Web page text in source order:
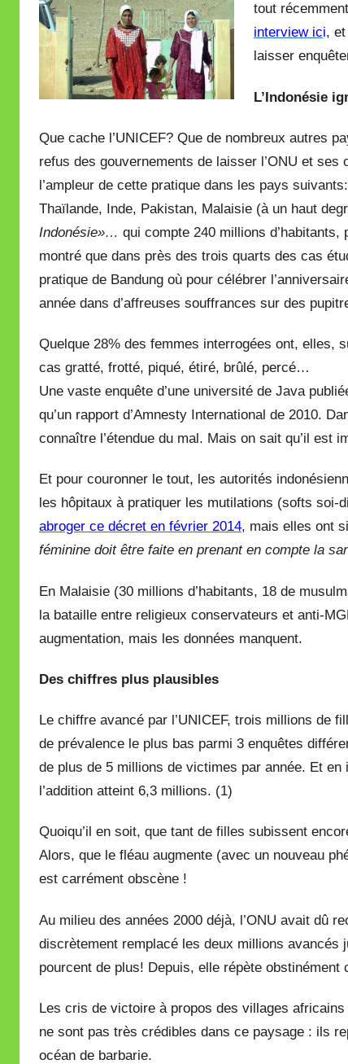
tout
interviewici,
laisser
L’Indonésie
Que cache l’UNICEF? Que de nombreux autres
refus des gouvernements de laisser l’ONU et
l’ampleur de cette pratique dans les pays
Thaïlande, Inde, Pakistan, Malaisie (à un haut
Indonésie»… qui compte 240 millions d’habitants,
montré que dans près des trois quarts des cas
pratique de Bandung où pour célébrer
année dans d’affreuses souffrances sur des
Quelque 28% des femmes interrogées ont, elles,
cas gratté, frotté, piqué, étiré, brûlé, percé…
Une vaste enquête d’une université de Java
qu’un rapport d’Amnesty International de 2010.
connaître l’étendue du mal. Mais on sait qu’il est
Et pour couronner le tout, les autorités
les hôpitaux à pratiquer les mutilations (softs
abroger ce décret en février 2014, mais elles ont
féminine doit être faite en prenant en compte la
En Malaisie (30 millions d’habitants, 18 de
la bataille entre religieux conservateurs et anti-
augmentation, mais les données manquent.
Des chiffres plus plausibles
Le chiffre avancé par l’UNICEF, trois millions de
de prévalence le plus bas parmi 3 enquêtes
de plus de 5 millions de victimes par année. Et
l’addition atteint 6,3 millions. (1)
Quoiqu’il en soit, que tant de filles subissent
Alors, que le fléau augmente (avec un nouveau
est carrément obscène !
Au milieu des années 2000 déjà, l’ONU avait dû
discrètement remplacé les deux millions avancés
pourcent de plus! Depuis, elle répète obstinément
Les cris de victoire à propos des villages
ne sont pas très crédibles dans ce paysage : ils
océan de barbarie.